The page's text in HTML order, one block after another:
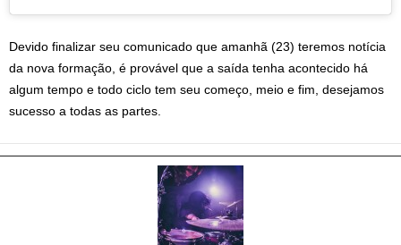
Devido finalizar seu comunicado que amanhã (23) teremos notícia
da nova formação, é provável que a saída tenha acontecido há
algum tempo e todo ciclo tem seu começo, meio e fim, desejamos
sucesso a todas as partes.